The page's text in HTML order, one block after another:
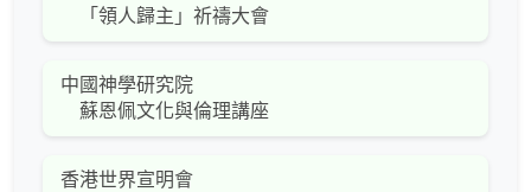
「領人歸主」祈禱大會
中國神學研究院
蘇恩佩文化與倫理講座
香港世界宣明會